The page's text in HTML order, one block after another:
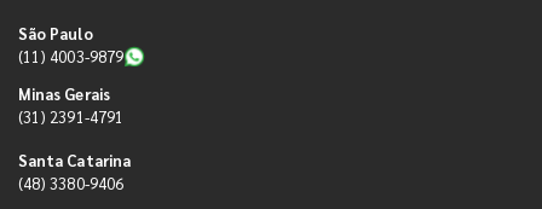
São Paulo
(11) 4003-9879
Minas Gerais
(31) 2391-4791
Santa Catarina
(48) 3380-9406